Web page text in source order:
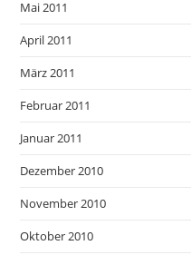
Mai 2011
April 2011
März 2011
Februar 2011
Januar 2011
Dezember 2010
November 2010
Oktober 2010